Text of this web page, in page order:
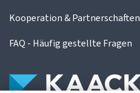
Kooperation & Partnerschaften
FAQ - Häufig gestellte Fragen